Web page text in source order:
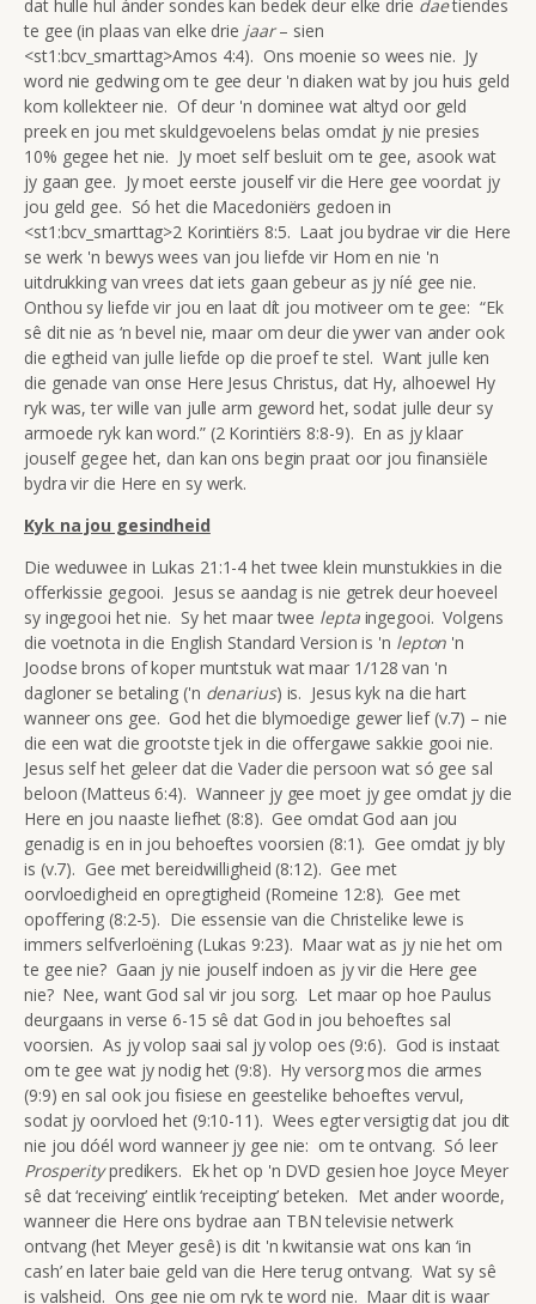
dat hulle hul ánder sondes kan bedek deur elke drie daetiendes
te gee (in plaas van elke drie jaar– sien
<st1:bcv_smarttag>Amos 4:4). Ons moenie so wees nie. Jy
word nie gedwing om te gee deur 'n diaken wat by jou huis geld
kom kollekteer nie. Of deur 'n dominee wat altyd oor geld
preek en jou met skuldgevoelens belas omdat jy nie presies
10% gegee het nie. Jy moet self besluit om te gee, asook wat
jy gaan gee. Jy moet eerste jouself vir die Here gee voordat jy
jou geld gee. Só het die Macedoniërs gedoen in
<st1:bcv_smarttag>2 Korintiërs 8:5. Laat jou bydrae vir die Here
se werk 'n bewys wees van jou liefde vir Hom en nie 'n
uitdrukking van vrees dat iets gaan gebeur as jy níé gee nie.
Onthou sy liefde vir jou en laat dít jou motiveer om te gee: “Ek
sê dit nie as ‘n bevel nie, maar om deur die ywer van ander ook
die egtheid van julle liefde op die proef te stel. Want julle ken
die genade van onse Here Jesus Christus, dat Hy, alhoewel Hy
ryk was, ter wille van julle arm geword het, sodat julle deur sy
armoede ryk kan word.” (2 Korintiërs 8:8-9). En as jy klaar
jouself gegee het, dan kan ons begin praat oor jou finansiële
bydra vir die Here en sy werk.
Kyk na jou gesindheid
Die weduwee in Lukas 21:1-4 het twee klein munstukkies in die
offerkissie gegooi. Jesus se aandag is nie getrek deur hoeveel
sy ingegooi het nie. Sy het maar twee leptaingegooi. Volgens
die voetnota in die English Standard Version is 'n lepton 'n
Joodse brons of koper muntstuk wat maar 1/128 van 'n
dagloner se betaling ('n denarius) is. Jesus kyk na die hart
wanneer ons gee. God het die blymoedige gewer lief (v.7) – nie
die een wat die grootste tjek in die offergawe sakkie gooi nie.
Jesus self het geleer dat die Vader die persoon wat só gee sal
beloon (Matteus 6:4). Wanneer jy gee moet jy gee omdat jy die
Here en jou naaste liefhet (8:8). Gee omdat God aan jou
genadig is en in jou behoeftes voorsien (8:1). Gee omdat jy bly
is (v.7). Gee met bereidwilligheid (8:12). Gee met
oorvloedigheid en opregtigheid (Romeine 12:8). Gee met
opoffering (8:2-5). Die essensie van die Christelike lewe is
immers selfverloëning (Lukas 9:23). Maar wat as jy nie het om
te gee nie? Gaan jy nie jouself indoen as jy vir die Here gee
nie? Nee, want God sal vir jou sorg. Let maar op hoe Paulus
deurgaans in verse 6-15 sê dat God in jou behoeftes sal
voorsien. As jy volop saai sal jy volop oes (9:6). God is instaat
om te gee wat jy nodig het (9:8). Hy versorg mos die armes
(9:9) en sal ook jou fisiese en geestelike behoeftes vervul,
sodat jy oorvloed het (9:10-11). Wees egter versigtig dat jou dit
nie jou dóél word wanneer jy gee nie: om te ontvang. Só leer
Prosperitypredikers. Ek het op 'n DVD gesien hoe Joyce Meyer
sê dat ‘receiving’ eintlik ‘receipting’ beteken. Met ander woorde,
wanneer die Here ons bydrae aan TBN televisie netwerk
ontvang (het Meyer gesê) is dit 'n kwitansie wat ons kan ‘in
cash’ en later baie geld van die Here terug ontvang. Wat sy sê
is valsheid. Ons gee nie om ryk te word nie. Maar dit is waar